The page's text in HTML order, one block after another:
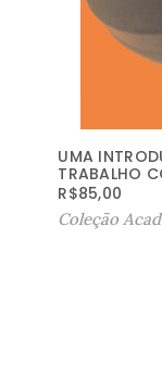
UMA
TRABALHO
R$85,00
Coleção